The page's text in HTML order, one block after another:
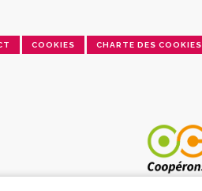
COOKIES CHARTE DES COOKIES